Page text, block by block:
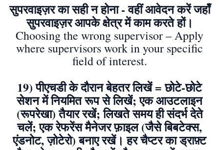
सुपरवाइज़र का सही न होना - वहीं आवेदन करें जहाँ
सुपरवाइज़र आपके क्षेत्र में काम करते हों।
Choosing the wrong supervisor – Apply
where supervisors work in your specific
field of interest.
19) पीएचडी के दौरान बेहतर लिखें = छोटे-छोटे
सेशन में नियमित रूप से लिखें; एक आउटलाइन
(रूपरेखा) तैयार रखें; लिखते समय ही संदर्भ देते
चलें; एक रेफरेंस मैनेजर फ़ाइल (जैसे बिबटेक्स,
एंडनोट, ज़ोटेरो) बनाए रखें। हर चैप्टर का ड्राफ़्ट